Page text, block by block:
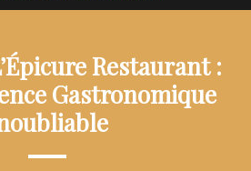
Restaurant :
Gastronomique